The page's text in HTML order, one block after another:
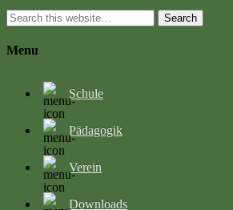
Search
Menu
Schule
Pädagogik
Verein
Downloads